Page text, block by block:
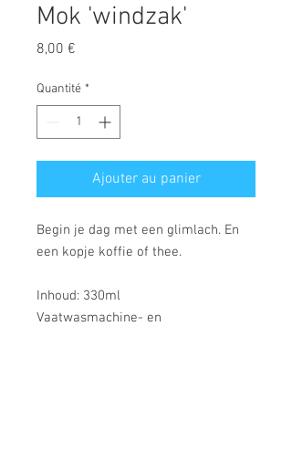
Mok 'windzak'
8,00 €
Quantité *
Ajouter au panier
Begin je dag met een glimlach. En
een kopje koffie of thee.
Inhoud: 330ml
Vaatwasmachine- en